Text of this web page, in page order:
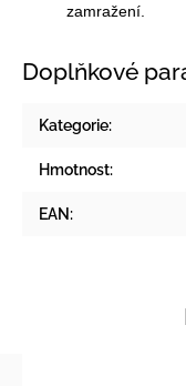
zamražení.
Doplňkové
Kategorie:
Hmotnost:
EAN: